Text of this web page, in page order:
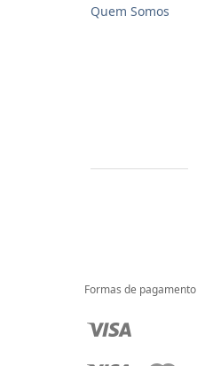
Quem Somos
Formas de pagamento